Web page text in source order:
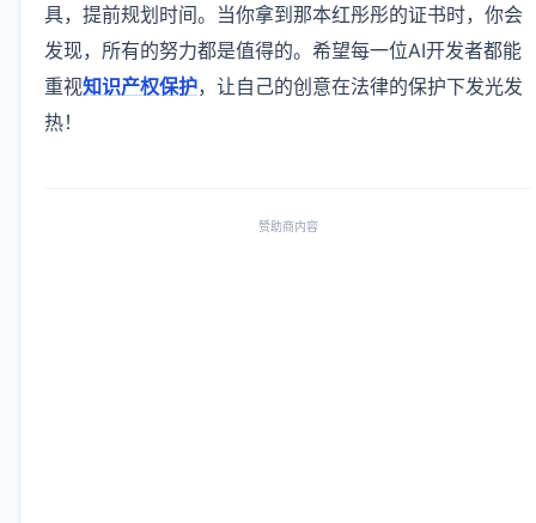
具，提前规划时间。当你拿到那本红彤彤的证书时，你会
发现，所有的努力都是值得的。希望每一位AI开发者都能
重视知识产权保护，让自己的创意在法律的保护下发光发
热！
赞助商内容